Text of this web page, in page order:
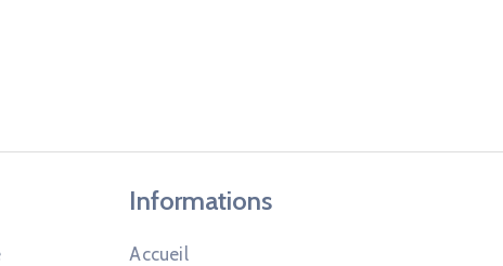
Informations
Accueil